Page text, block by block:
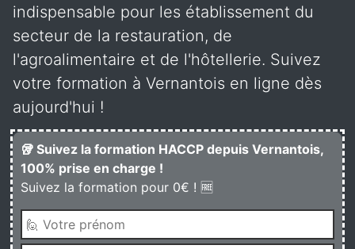
indispensable pour les établissement du
secteur de la restauration, de
l'agroalimentaire et de l'hôtellerie. Suivez
votre formation à Vernantois en ligne dès
aujourd'hui !
🥡 Suivez la formation HACCP depuis Vernantois,
100% prise en charge !
Suivez la formation pour 0€ ! 🆓